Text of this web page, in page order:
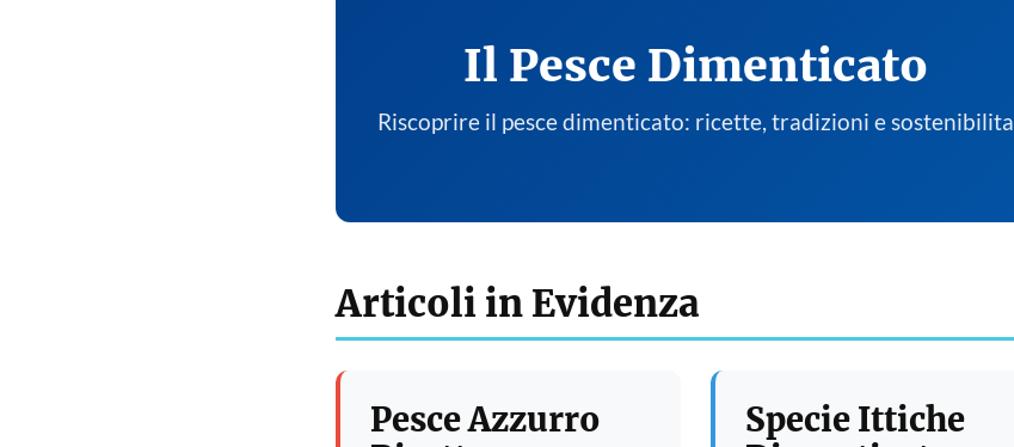
Il Pesce Dimenticato
Riscoprire il pesce dimenticato: ricette, tradizioni e sostenibilita
Articoli in Evidenza
Pesce Azzurro
Specie Ittiche